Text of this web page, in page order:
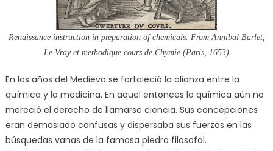
Renaissance instruction in preparation of chemicals. From Annibal Barlet,
Le Vray et methodique cours de Chymie (Paris, 1653)
En los años del Medievo se fortaleció la alianza entre la
química y la medicina. En aquel entonces la química aún no
mereció el derecho de llamarse ciencia. Sus concepciones
eran demasiado confusas y dispersaba sus fuerzas en las
búsquedas vanas de la famosa piedra filosofal.